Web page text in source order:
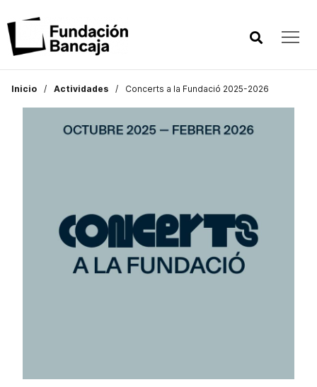
Inicio Actividades Concerts a la Fundació 2025-2026